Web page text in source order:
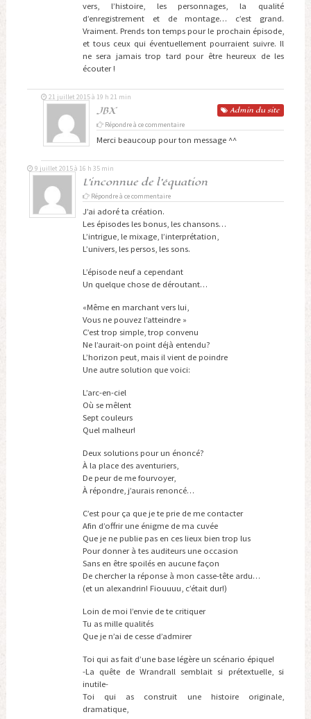
vers, l’histoire, les personnages, la qualité
d’enregistrement et de montage… c’est grand.
Vraiment. Prends ton temps pour le prochain épisode,
et tous ceux qui éventuellement pourraient suivre. Il
ne sera jamais trop tard pour être heureux de les
écouter !
JBX Admin du site
21 juillet 2015 à 19 h 21 min
Répondre à ce commentaire
Merci beaucoup pour ton message ^^
L'inconnue de l'équation
9 juillet 2015 à 16 h 35 min
Répondre à ce commentaire
J’ai adoré ta création.
Les épisodes les bonus, les chansons…
L’intrigue, le mixage, l’interprétation,
L’univers, les persos, les sons.
L’épisode neuf a cependant
Un quelque chose de déroutant…
«Même en marchant vers lui,
Vous ne pouvez l’atteindre »
C’est trop simple, trop convenu
Ne l’aurait-on point déjà entendu?
L’horizon peut, mais il vient de poindre
Une autre solution que voici:
L’arc-en-ciel
Où se mêlent
Sept couleurs
Quel malheur!
Deux solutions pour un énoncé?
À la place des aventuriers,
De peur de me fourvoyer,
À répondre, j’aurais renoncé…
C’est pour ça que je te prie de me contacter
Afin d’offrir une énigme de ma cuvée
Que je ne publie pas en ces lieux bien trop lus
Pour donner à tes auditeurs une occasion
Sans en être spoilés en aucune façon
De chercher la réponse à mon casse-tête ardu…
(et un alexandrin! Fiouuuu, c’était dur!)
Loin de moi l’envie de te critiquer
Tu as mille qualités
Que je n’ai de cesse d’admirer
Toi qui as fait d’une base légère un scénario épique!
-La quête de Wrandrall semblait si prétextuelle, si
inutile-
Toi qui as construit une histoire originale,
dramatique,